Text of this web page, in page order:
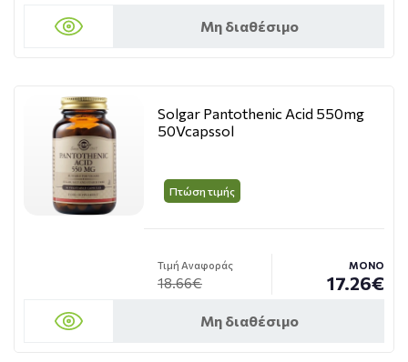
Μη διαθέσιμο
Solgar Pantothenic Acid 550mg
50Vcapssol
Πτώση τιμής
Τιμή Αναφοράς
18.66€
ΜΟΝΟ
17.26€
Μη διαθέσιμο